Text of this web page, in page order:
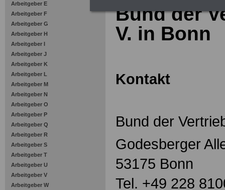
Arbeitgeber E
Arbeitgeber F
Arbeitgeber G
Arbeitgeber H
Arbeitgeber I
Arbeitgeber J
Arbeitgeber K
Arbeitgeber L
Arbeitgeber M
Arbeitgeber N
Arbeitgeber O
Arbeitgeber P
Arbeitgeber Q
Arbeitgeber R
Arbeitgeber S
Arbeitgeber T
Arbeitgeber U
Arbeitgeber V
Arbeitgeber W
Bund der
V. in Bonn
Kontakt
Bund der
Godesberger
53175 Bonn
Tel. +49 228